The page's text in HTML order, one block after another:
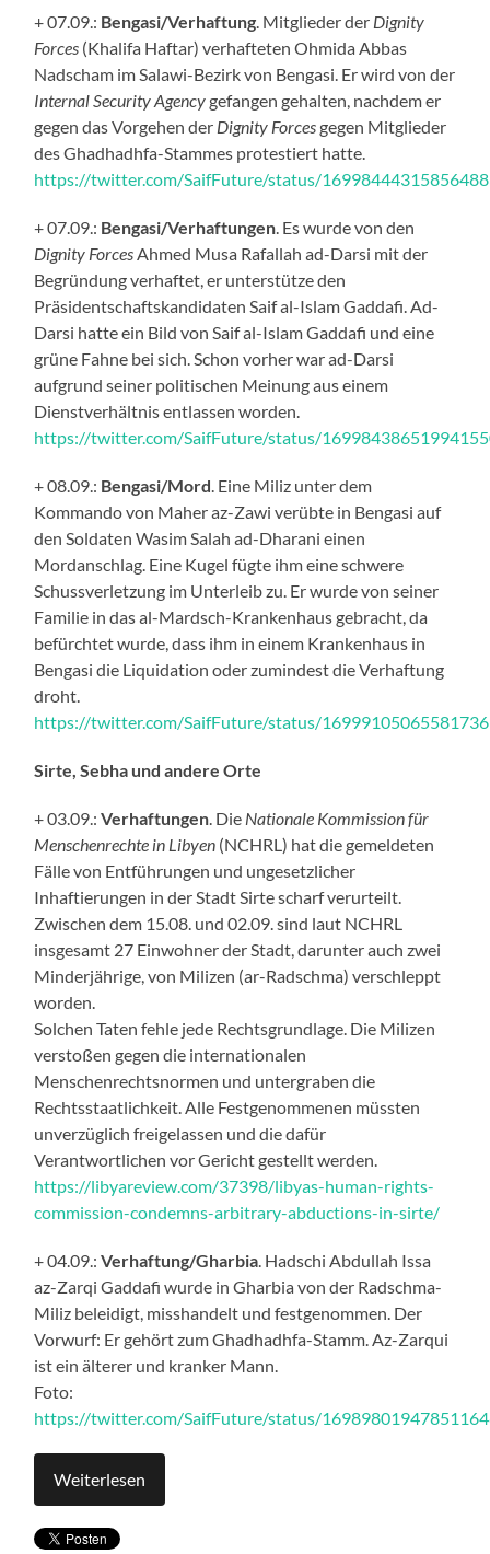
+ 07.09.: Bengasi/Verhaftung . Mitglieder der Dignity
Forces (Khalifa Haftar) verhafteten Ohmida Abbas
Nadscham im Salawi-Bezirk von Bengasi. Er wird von der
Internal Security Agencygefangen gehalten, nachdem er
gegen das Vorgehen der Dignity Forcesgegen Mitglieder
des Ghadhadhfa-Stammes protestiert hatte.
https://twitter.com/SaifFuture/status/
+ 07.09.: Bengasi/Verhaftungen . Es wurde von den
Dignity Forces Ahmed Musa Rafallah ad-Darsi mit der
Begründung verhaftet, er unterstütze den
Präsidentschaftskandidaten Saif al-Islam Gaddafi. Ad-
Darsi hatte ein Bild von Saif al-Islam Gaddafi und eine
grüne Fahne bei sich. Schon vorher war ad-Darsi
aufgrund seiner politischen Meinung aus einem
Dienstverhältnis entlassen worden.
https://twitter.com/SaifFuture/status/
+ 08.09.: Bengasi/Mord . Eine Miliz unter dem
Kommando von Maher az-Zawi verübte in Bengasi auf
den Soldaten Wasim Salah ad-Dharani einen
Mordanschlag. Eine Kugel fügte ihm eine schwere
Schussverletzung im Unterleib zu. Er wurde von seiner
Familie in das al-Mardsch-Krankenhaus gebracht, da
befürchtet wurde, dass ihm in einem Krankenhaus in
Bengasi die Liquidation oder zumindest die Verhaftung
droht.
https://twitter.com/SaifFuture/status/
Sirte, Sebha und andere Orte
+ 03.09.:Verhaftungen . Die Nationale Kommission für
Menschenrechte in Libyen (NCHRL) hat die gemeldeten
Fälle von Entführungen und ungesetzlicher
Inhaftierungen in der Stadt Sirte scharf verurteilt.
Zwischen dem 15.08. und 02.09. sind laut NCHRL
insgesamt 27 Einwohner der Stadt, darunter auch zwei
Minderjährige, von Milizen (ar-Radschma) verschleppt
worden.
Solchen Taten fehle jede Rechtsgrundlage. Die Milizen
verstoßen gegen die internationalen
Menschenrechtsnormen und untergraben die
Rechtsstaatlichkeit. Alle Festgenommenen müssten
unverzüglich freigelassen und die dafür
Verantwortlichen vor Gericht gestellt werden.
https://libyareview.com/37398/libyas-human-rights-
commission-condemns-arbitrary-abductions-in-sirte/
+ 04.09.:Verhaftung/Gharbia . Hadschi Abdullah Issa
az-Zarqi Gaddafi wurde in Gharbia von der Radschma-
Miliz beleidigt, misshandelt und festgenommen. Der
Vorwurf: Er gehört zum Ghadhadhfa-Stamm. Az-Zarqui
ist ein älterer und kranker Mann.
Foto:
https://twitter.com/SaifFuture/status/
Weiterlesen